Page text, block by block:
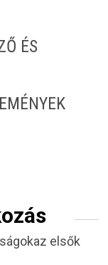
ÉS
elsők